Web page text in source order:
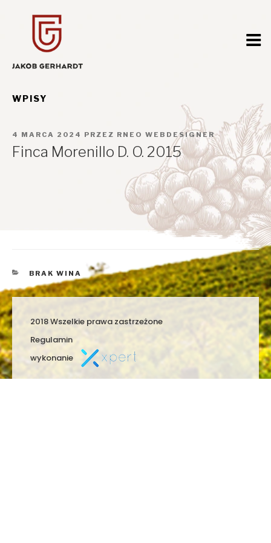
WPISY
OPUBLIKOWANE
W
4 MARCA 2024 PRZEZ RNEO WEBDESIGNER
Finca Morenillo D. O. 2015
KATEGORIE
BRAK WINA
2018 Wszelkie prawa zastrzeżone
Regulamin
wykonanie